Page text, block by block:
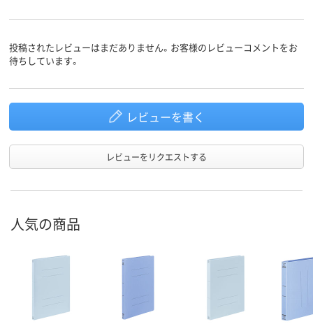
スコア
30 55
投稿されたレビューはまだありません。お客様のレビューコメントをお
待ちしています。
レビューを書く
レビューをリクエストする
人気の商品